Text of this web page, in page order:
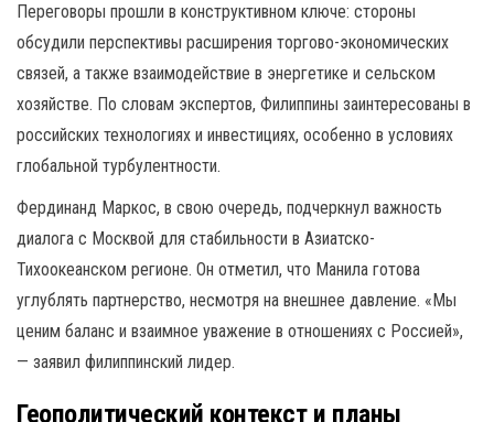
Переговоры прошли в конструктивном ключе: стороны
обсудили перспективы расширения торгово-экономических
связей, а также взаимодействие в энергетике и сельском
хозяйстве. По словам экспертов, Филиппины заинтересованы в
российских технологиях и инвестициях, особенно в условиях
глобальной турбулентности.
Фердинанд Маркос, в свою очередь, подчеркнул важность
диалога с Москвой для стабильности в Азиатско-
Тихоокеанском регионе. Он отметил, что Манила готова
углублять партнерство, несмотря на внешнее давление. «Мы
ценим баланс и взаимное уважение в отношениях с Россией»,
— заявил филиппинский лидер.
Геополитический контекст и планы